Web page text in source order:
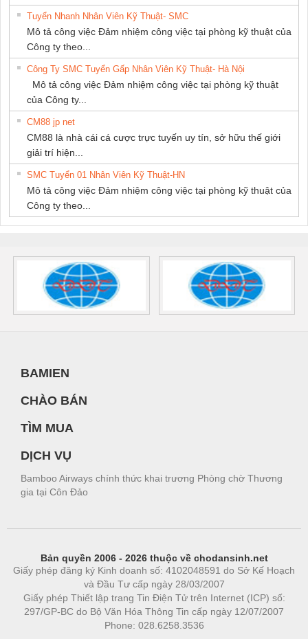
Tuyển Nhanh Nhân Viên Kỹ Thuật- SMC
Mô tả công việc Đảm nhiệm công việc tại phòng kỹ thuật của
Công ty theo...
Công Ty SMC Tuyển Gấp Nhân Viên Kỹ Thuật- Hà Nội
Mô tả công việc Đảm nhiệm công việc tại phòng kỹ thuật
của Công ty...
CM88 jp net
CM88 là nhà cái cá cược trực tuyến uy tín, sở hữu thế giới
giải trí hiện...
SMC Tuyển 01 Nhân Viên Kỹ Thuật-HN
Mô tả công việc Đảm nhiệm công việc tại phòng kỹ thuật của
Công ty theo...
BAMIEN
CHÀO BÁN
TÌM MUA
DỊCH VỤ
Bamboo Airways chính thức khai trương Phòng chờ Thương
gia tại Côn Đảo
Bản quyền 2006 - 2026 thuộc về chodansinh.net
Giấy phép đăng ký Kinh doanh số: 4102048591 do Sở Kế Hoạch
và Đầu Tư cấp ngày 28/03/2007
Giấy phép Thiết lập trang Tin Điện Tử trên Internet (ICP) số:
297/GP-BC do Bộ Văn Hóa Thông Tin cấp ngày 12/07/2007
Phone: 028.6258.3536